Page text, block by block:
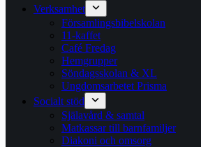
Verksamhet
Församlingsbibelskolan
11-kaffet
Café Fredag
Hemgrupper
Söndagsskolan & XL
Ungdomsarbetet Prisma
Socialt stöd
Själavård & samtal
Matkassar till barnfamiljer
Diakoni och omsorg